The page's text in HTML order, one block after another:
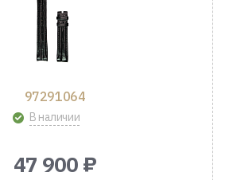
97291064
В наличии
47 900 ₽